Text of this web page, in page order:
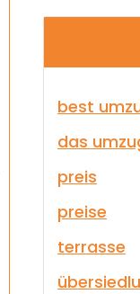
best
das
preis
preise
terrasse